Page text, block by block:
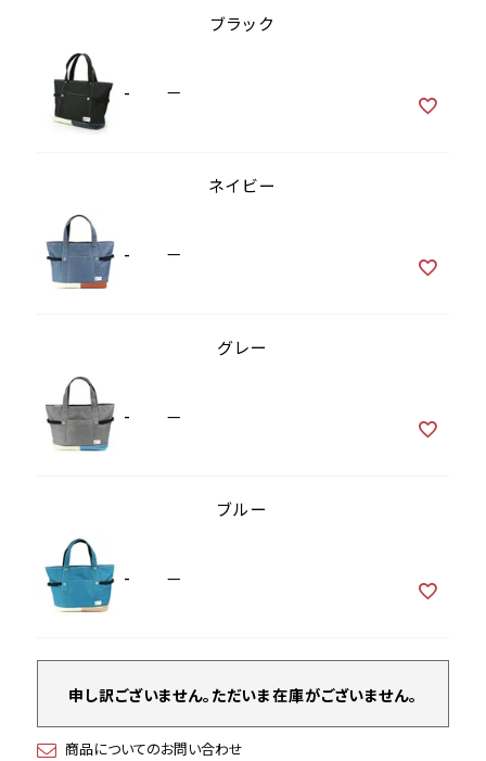
ブラック
- —
ネイビー
- —
グレー
- —
ブルー
- —
申し訳ございません。ただいま在庫がございません。
商品についてのお問い合わせ